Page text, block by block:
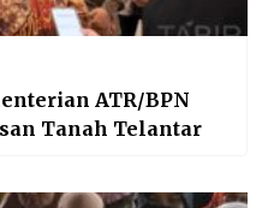
ATR/BPN
Tanah Telantar